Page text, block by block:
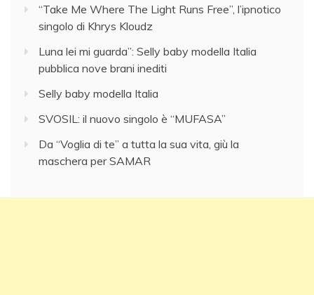
“Take Me Where The Light Runs Free”, l’ipnotico
singolo di Khrys Kloudz
Luna lei mi guarda”: Selly baby modella Italia
pubblica nove brani inediti
Selly baby modella Italia
SVOSIL: il nuovo singolo è “MUFASA”
Da “Voglia di te” a tutta la sua vita, giù la
maschera per SAMAR